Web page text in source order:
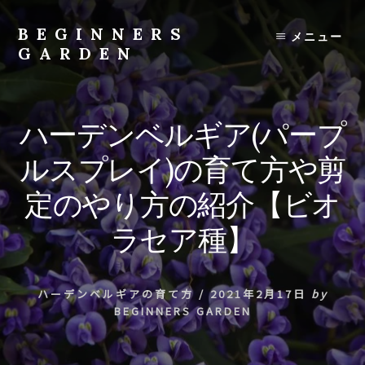
content
BEGINNERS
GARDEN
植
種
類
や
育
て
方
の
紹
介
を
行
い
メニュー
ハーデンベルギア(パープ
ルスプレイ)の育て方や剪
定のやり方の紹介【ビオ
ラセア種】
ハーデンベルギアの育て方/ 2021年2月17日 by
BEGINNERS GARDEN